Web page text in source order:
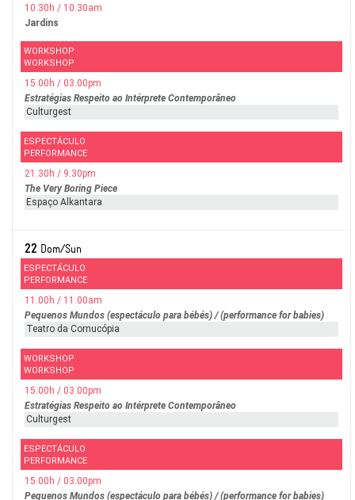
10.30h / 10.30am
Jardins
WORKSHOP
WORKSHOP
15.00h / 03.00pm
Estratégias Respeito ao Intérprete Contemporâneo
Culturgest
ESPECTÁCULO
PERFORMANCE
21.30h / 9.30pm
The Very Boring Piece
Espaço Alkantara
22 Dom/Sun
ESPECTÁCULO
PERFORMANCE
11.00h / 11.00am
Pequenos Mundos (espectáculo para bébés) / (performance for babies)
Teatro da Cornucópia
WORKSHOP
WORKSHOP
15.00h / 03.00pm
Estratégias Respeito ao Intérprete Contemporâneo
Culturgest
ESPECTÁCULO
PERFORMANCE
15.00h / 03.00pm
Pequenos Mundos (espectáculo para bébés) / (performance for babies)